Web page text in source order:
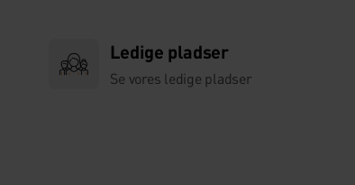
Ledige pladser
Se vores ledige pladser